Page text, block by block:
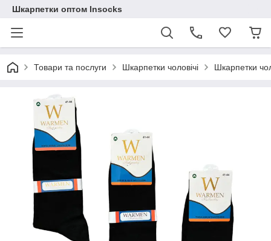
Шкарпетки оптом Insocks
Товари та послуги Шкарпетки чоловічі Шкарпетки